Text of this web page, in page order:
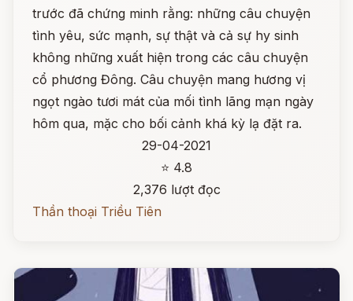
trước đã chứng minh rằng: những câu chuyện
tình yêu, sức mạnh, sự thật và cả sự hy sinh
không những xuất hiện trong các câu chuyện
cổ phương Đông. Câu chuyện mang hương vị
ngọt ngào tươi mát của mối tình lãng mạn ngày
hôm qua, mặc cho bối cảnh khá kỳ lạ đặt ra.
29-04-2021
⭐ 4.8
2,376 lượt đọc
Thần thoại Triều Tiên